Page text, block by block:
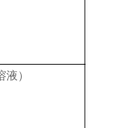
）